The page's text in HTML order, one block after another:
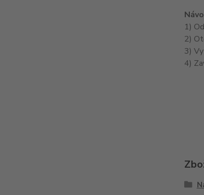
1)
2)
3)
4)